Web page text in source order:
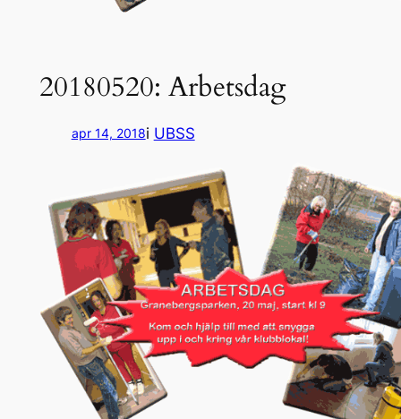
20180520: Arbetsdag
apr 14, 2018i UBSS